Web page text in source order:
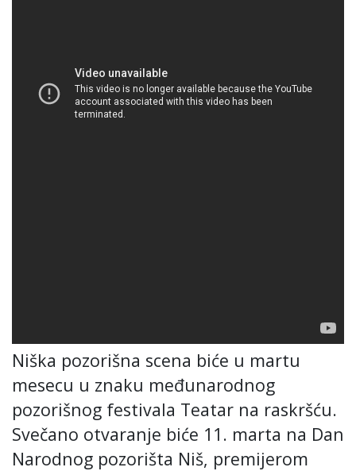
Niška pozorišna scena biće u martu
mesecu u znaku međunarodnog
pozorišnog festivala Teatar na raskršću.
Svečano otvaranje biće 11. marta na Dan
Narodnog pozorišta Niš, premijerom